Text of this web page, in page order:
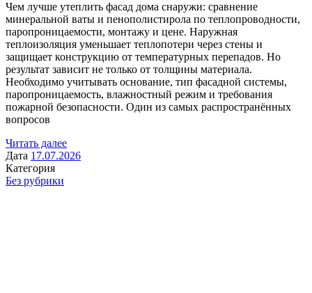
Чем лучше утеплить фасад дома снаружи: сравнение
минеральной ваты и пенополистирола по теплопроводности,
паропроницаемости, монтажу и цене. Наружная
теплоизоляция уменьшает теплопотери через стены и
защищает конструкцию от температурных перепадов. Но
результат зависит не только от толщины материала.
Необходимо учитывать основание, тип фасадной системы,
паропроницаемость, влажностный режим и требования
пожарной безопасности. Один из самых распространённых
вопросов
Читать далее
Дата 17.07.2026
Категория
Без рубрики